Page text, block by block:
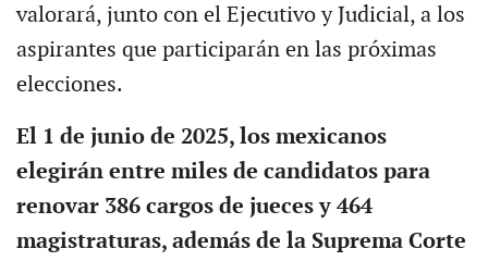
valorará, junto con el Ejecutivo y Judicial, a los
aspirantes que participarán en las próximas
elecciones.
El 1 de junio de 2025, los mexicanos
elegirán entre miles de candidatos para
renovar 386 cargos de jueces y 464
magistraturas, además de la Suprema Corte